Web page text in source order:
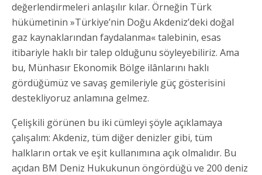
değerlendirmeleri anlaşılır kılar. Örneğin Türk
hükümetinin »Türkiye’nin Doğu Akdeniz’deki doğal
gaz kaynaklarından faydalanma« talebinin, esas
itibariyle haklı bir talep olduğunu söyleyebiliriz. Ama
bu, Münhasır Ekonomik Bölge ilânlarını haklı
gördüğümüz ve savaş gemileriyle güç gösterisini
destekliyoruz anlamına gelmez.
Çelişkili görünen bu iki cümleyi şöyle açıklamaya
çalışalım: Akdeniz, tüm diğer denizler gibi, tüm
halkların ortak ve eşit kullanımına açık olmalıdır. Bu
açıdan BM Deniz Hukukunun öngördüğü ve 200 deniz